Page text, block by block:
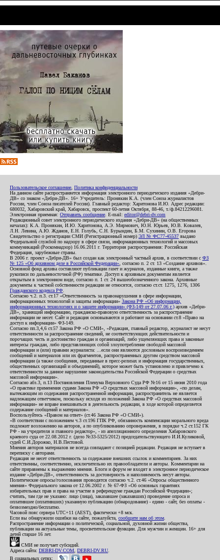
Пользовательское соглашение Политика конфиденциальности
На данном сайте распространяется информация электронного периодического издания «Дебри-
ДВ» со знаком «Дебри-ДВ». 16+ Учредитель: Пронякин К.А. (член Союза журналистов
России, член Союза писателей России). Главный редактор: Харитонова И.Ю. Адрес редакции:
680032, Хабаровский край, Хабаровск, проспект 60-летия Октября, 88-46, т./ф.84212296081.
Электронная приемная: Отправить сообщение . E-mail: editor@debri-dv.com
Редакционный совет электронного периодического издания «Дебри-ДВ» (на общественных
началах): К.А. Пронякин, И.Ю. Харитонова, А.Э. Мирмович, Ю.Н. Юрьев, Ю.В. Ковалев,
Л.Н. Левина, А.Ю. Жданов, Е.Н. Голубь, С.Н. Бурындин, Б.М. Сухинин, О.В. Егорова
Свидетельство о регистрации СМИ (Регистрационный номер) ЭЛ № ФС77-45537 выдано
Федеральной службой по надзору в сфере связи, информационных технологий и массовых
коммуникаций (Роскомнадзор) 16.06.2011 г. Территория распространения: Российская
Федерация, зарубежные страны.
В 2006 г. проект «Дебри-ДВ» был создан как электронный частный архив, в соответствии с ФЗ
№ 125 «Об архивном деле в Российской Федерации» , согласно п. 2 ст. 13 «Создание архивов».
Основной фонд архива составляют публикации газет и журналов, изданные книги, а также
рукописи по дальневосточной (РФ) тематике. Доступ к архивным документам является
открытым в электронном виде, согласно п. 1 ст. 24 вышеобозначенного закона. Архивные
документы к частной собственности редакции не относятся, согласно ст.ст. 1275, 1276, 1306
Гражданского кодекса РФ
Согласно ч.2. п.3. ст.17 «Ответственность за правонарушения в сфере информации,
информационных технологий и защиты информации» Закона РФ «Об информации,
информационных технологиях и о защите информации» (ФЗ-149 от 27.07.06 г.) архив «Дебри-
ДВ», хранящий информацию, гражданско-правовую ответственность за распространение
информации не несет. Сайт и редакция основываются и работают на основании ст.8 «Право на
доступ к информации» ФЗ-149.
Согласно пп.3,4,6 ст.57 Закона РФ «О СМИ», «Редакция, главный редактор, журналист не несут
ответственности за распространение сведений, не соответствующих действительности и
порочащих честь и достоинство граждан и организаций, либо ущемляющих права и законные
интересы граждан, либо представляющих собой злоупотребление свободой массовой
информации и (или) правами журналиста: ...если они являются дословным воспроизведением
сообщений и материалов или их фрагментов, распространенных другим средством массовой
информации (а также сообщения, переданные в пресс-релизах и информация государственных,
общественных организаций и объединений), которое может быть установлено и привлечено к
ответственности за данное нарушение законодательства Российской Федерации о средствах
массовой информации».
Согласно абз.3, п.13 Постановления Пленума Верховного Суда РФ №16 от 15 июня 2010 года
«О практике применения судами Закона РФ «О средствах массовой информации», «по делам,
вытекающим из содержания распространенной информации, распространитель не является
надлежащим ответчиком, поскольку исходя из положений Закона РФ «О средствах массовой
информации» не вправе вмешиваться в деятельность редакции, в ходе которой определяется
содержание сообщений и материалов».
Воспользуйтесь «Правом на ответ» (ст.46 Закона РФ «О СМИ»).
«В соответствии с положением ч.3 ст.196 ГПК РФ, обязанность компенсации морального вреда
подлежит возложению на авторов, а по опубликованию опровержения, в порядке ч.2 ст.152 ГК
РФ - на учредителя и главного редактор», - из апелляционного определения Хабаровского
краевого суда от 22.08.2012 г. (дело №33-5325/2012) председательствующего И.И.Куликовой,
судей С.И.Дорожко, Н.В.Пестовой.
Мнения авторов материалов не всегда совпадают с позицией редакции. Редакция не вступает в
переписку с авторами.
Редакция не несет ответственность за содержание внешних ссылок и комментариев. За них
ответственны, соответственно, исключительно их правообладатели и авторы. Комментарии на
сайте приравнены к выражению мнения. Блоги и форум не входят в электронное периодическое
издание «Дебри-ДВ», ответственность за достоверность и наполняемость несут авторы.
Политические опросы/голосования проводятся согласно ч.2. ст.46 «Опросы общественного
мнения» Федерального закона от 12.06.2002 г. № 67-ФЗ «Об основных гарантиях
избирательных прав и права на участие в референдуме граждан Российской Федерации»;
считать, там где не указано: лицо (лица), заказавшее (заказавших) проведение опроса и
оплатившее (оплативших) указанную публикацию (обнародование) - едино - сайт, без оплаты -
безвозмездно/бесплатно.
Часовой пояс сервера UTC+11 (AEST), фактически +8 мск.
Если вы обнаружили ошибки на сайте, пожалуйста, сообщите нам об этом
Распространение информации о политической, социальной, духовной жизни общества,
публикации на актуальные темы, просветительские функции. Для мужчин и женщин. 16+ для
детей старше 16 лет.
СМИ не получает субсидий.
Адреса сайта: DEBRI-DV.COM DEBRI-DV.RU
В социальных сетях: